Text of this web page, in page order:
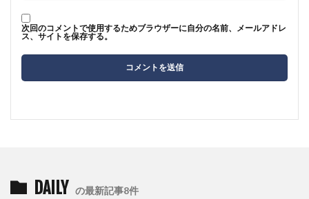
次回のコメントで使用するためブラウザーに自分の名前、メールアドレ
ス、サイトを保存する。
DAILY の最新記事8件